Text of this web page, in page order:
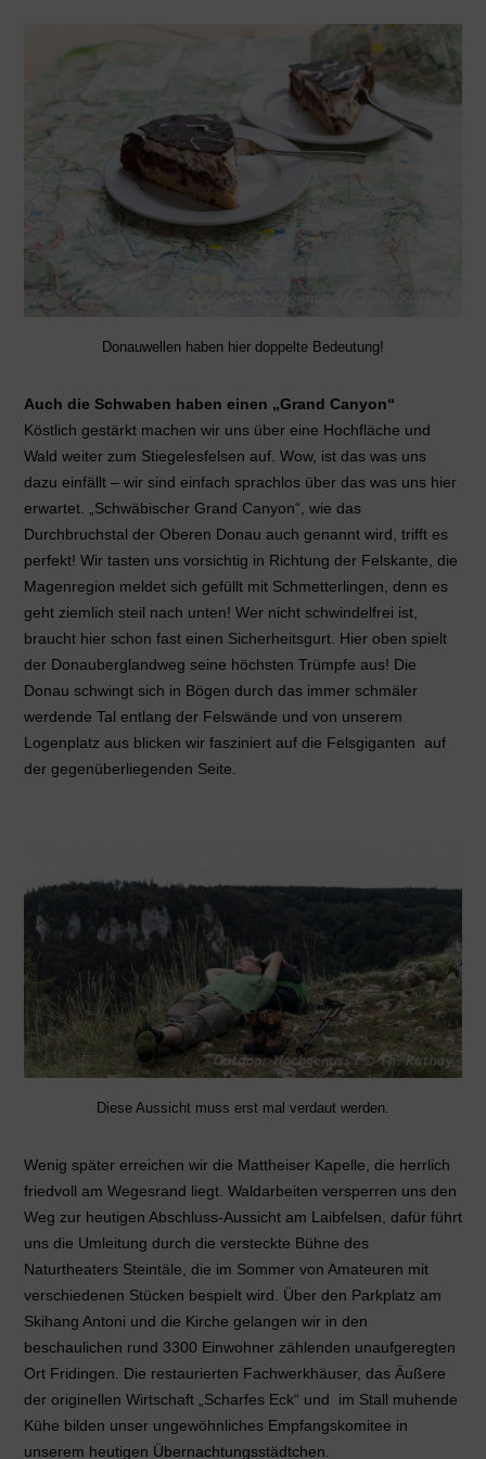
Donauwellen haben hier doppelte Bedeutung!
Auch die Schwaben haben einen „Grand Canyon“
Köstlich gestärkt machen wir uns über eine Hochfläche und
Wald weiter zum Stiegelesfelsen auf. Wow, ist das was uns
dazu einfällt – wir sind einfach sprachlos über das was uns hier
erwartet. „Schwäbischer Grand Canyon“, wie das
Durchbruchstal der Oberen Donau auch genannt wird, trifft es
perfekt! Wir tasten uns vorsichtig in Richtung der Felskante, die
Magenregion meldet sich gefüllt mit Schmetterlingen, denn es
geht ziemlich steil nach unten! Wer nicht schwindelfrei ist,
braucht hier schon fast einen Sicherheitsgurt. Hier oben spielt
der Donauberglandweg seine höchsten Trümpfe aus! Die
Donau schwingt sich in Bögen durch das immer schmäler
werdende Tal entlang der Felswände und von unserem
Logenplatz aus blicken wir fasziniert auf die Felsgiganten auf
der gegenüberliegenden Seite.
Diese Aussicht muss erst mal verdaut werden.
Wenig später erreichen wir die Mattheiser Kapelle, die herrlich
friedvoll am Wegesrand liegt. Waldarbeiten versperren uns den
Weg zur heutigen Abschluss-Aussicht am Laibfelsen, dafür führt
uns die Umleitung durch die versteckte Bühne des
Naturtheaters Steintäle, die im Sommer von Amateuren mit
verschiedenen Stücken bespielt wird. Über den Parkplatz am
Skihang Antoni und die Kirche gelangen wir in den
beschaulichen rund 3300 Einwohner zählenden unaufgeregten
Ort Fridingen. Die restaurierten Fachwerkhäuser, das Äußere
der originellen Wirtschaft „Scharfes Eck“ und im Stall muhende
Kühe bilden unser ungewöhnliches Empfangskomitee in
unserem heutigen Übernachtungsstädtchen.